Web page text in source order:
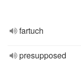
fartuch
presupposed